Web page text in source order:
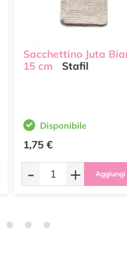
Sacchettino Juta
15 cm
Stafil
Disponibile
1,75 €
- + Aggiungi